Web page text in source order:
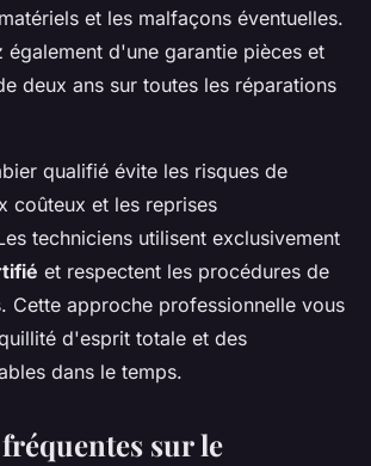
et les malfaçons éventuelles.
également d'une garantie pièces et
deux ans sur toutes les réparations
qualifié évite les risques de
coûteux et les reprises
techniciens utilisent exclusivement
et respectent les procédures de
Cette approche professionnelle vous
d'esprit totale et des
dans le temps.
sur le